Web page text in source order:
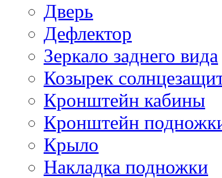
Дверь
Дефлектор
Зеркало заднего вида
Козырек
Кронштейн кабины
Кронштейн
Крыло
Накладка подножки